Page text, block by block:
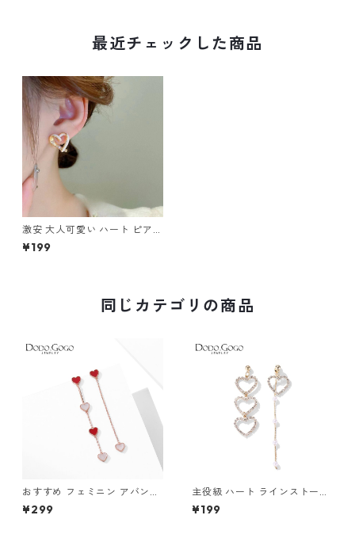
最近チェックした商品
激安 大人可愛い ハート ピアス
m-317
¥199
同じカテゴリの商品
おすすめ フェミニン アバンギ
ャルド イヤリング ピアス m-
611
¥299
主役級 ハート ラインストーン
イヤリング ピアス m-688
¥199